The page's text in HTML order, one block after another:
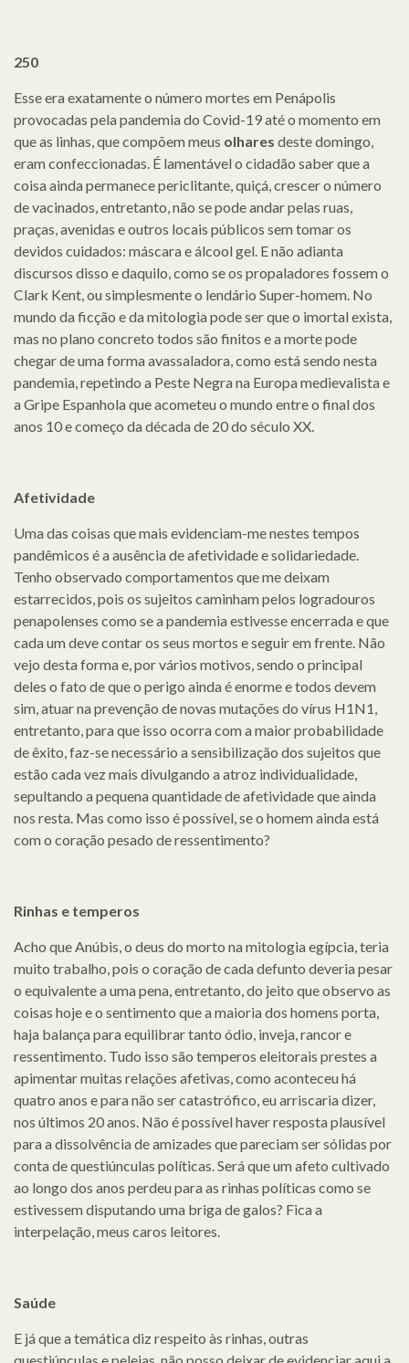
250
Esse era exatamente o número mortes em Penápolis
provocadas pela pandemia do Covid-19 até o momento em
que as linhas, que compõem meus olhares deste domingo,
eram confeccionadas. É lamentável o cidadão saber que a
coisa ainda permanece periclitante, quiçá, crescer o número
de vacinados, entretanto, não se pode andar pelas ruas,
praças, avenidas e outros locais públicos sem tomar os
devidos cuidados: máscara e álcool gel. E não adianta
discursos disso e daquilo, como se os propaladores fossem o
Clark Kent, ou simplesmente o lendário Super-homem. No
mundo da ficção e da mitologia pode ser que o imortal exista,
mas no plano concreto todos são finitos e a morte pode
chegar de uma forma avassaladora, como está sendo nesta
pandemia, repetindo a Peste Negra na Europa medievalista e
a Gripe Espanhola que acometeu o mundo entre o final dos
anos 10 e começo da década de 20 do século XX.
Afetividade
Uma das coisas que mais evidenciam-me nestes tempos
pandêmicos é a ausência de afetividade e solidariedade.
Tenho observado comportamentos que me deixam
estarrecidos, pois os sujeitos caminham pelos logradouros
penapolenses como se a pandemia estivesse encerrada e que
cada um deve contar os seus mortos e seguir em frente. Não
vejo desta forma e, por vários motivos, sendo o principal
deles o fato de que o perigo ainda é enorme e todos devem
sim, atuar na prevenção de novas mutações do vírus H1N1,
entretanto, para que isso ocorra com a maior probabilidade
de êxito, faz-se necessário a sensibilização dos sujeitos que
estão cada vez mais divulgando a atroz individualidade,
sepultando a pequena quantidade de afetividade que ainda
nos resta. Mas como isso é possível, se o homem ainda está
com o coração pesado de ressentimento?
Rinhas e temperos
Acho que Anúbis, o deus do morto na mitologia egípcia, teria
muito trabalho, pois o coração de cada defunto deveria pesar
o equivalente a uma pena, entretanto, do jeito que observo as
coisas hoje e o sentimento que a maioria dos homens porta,
haja balança para equilibrar tanto ódio, inveja, rancor e
ressentimento. Tudo isso são temperos eleitorais prestes a
apimentar muitas relações afetivas, como aconteceu há
quatro anos e para não ser catastrófico, eu arriscaria dizer,
nos últimos 20 anos. Não é possível haver resposta plausível
para a dissolvência de amizades que pareciam ser sólidas por
conta de questiúnculas políticas. Será que um afeto cultivado
ao longo dos anos perdeu para as rinhas políticas como se
estivessem disputando uma briga de galos? Fica a
interpelação, meus caros leitores.
Saúde
E já que a temática diz respeito às rinhas, outras
questiúnculas e pelejas, não posso deixar de evidenciar aqui a